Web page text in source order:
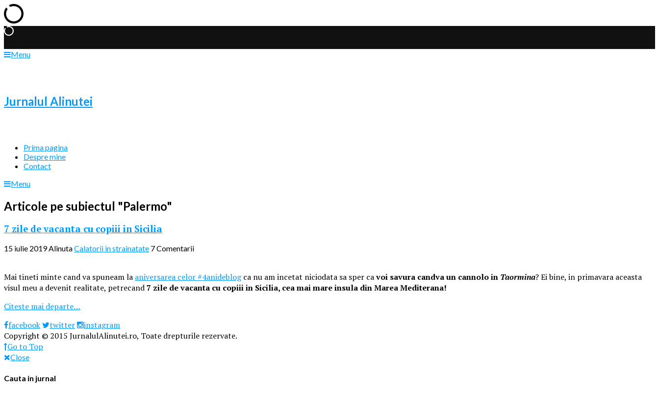
Menu
Jurnalul Alinutei
Prima pagina
Despre mine
Contact
Menu
Articole pe subiectul "Palermo"
7 zile de vacanta cu copiii in Sicilia
15 iulie 2019AlinutaCalatorii in strainatate 7 Comentarii
Mai tineti minte cand va spuneam la aniversarea celor #4anideblogca nu am incetat niciodata sa sper cavoi savura candva un cannolo in Taormina?Ei bine, in primavara aceasta
visul meu a devenit realitate, petrecand7 zile de vacanta cu copiii in Sicilia, cea mai mare insula din Marea Mediterana!
Citeste mai departe…
facebook
twitter
instagram
Copyright © 2015 JurnalulAlinutei.ro, Toate drepturile rezervate.
Go to Top
Close
Cauta in jurnal